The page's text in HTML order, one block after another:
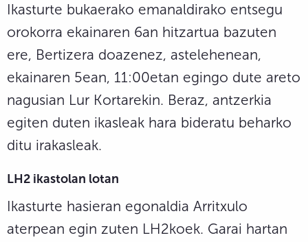
Ikasturte bukaerako emanaldirako entsegu
orokorra ekainaren 6an hitzartua bazuten
ere, Bertizera doazenez, astelehenean,
ekainaren 5ean, 11:00etan egingo dute areto
nagusian Lur Kortarekin. Beraz, antzerkia
egiten duten ikasleak hara bideratu beharko
ditu irakasleak.
LH2 ikastolan lotan
Ikasturte hasieran egonaldia Arritxulo
aterpean egin zuten LH2koek. Garai hartan